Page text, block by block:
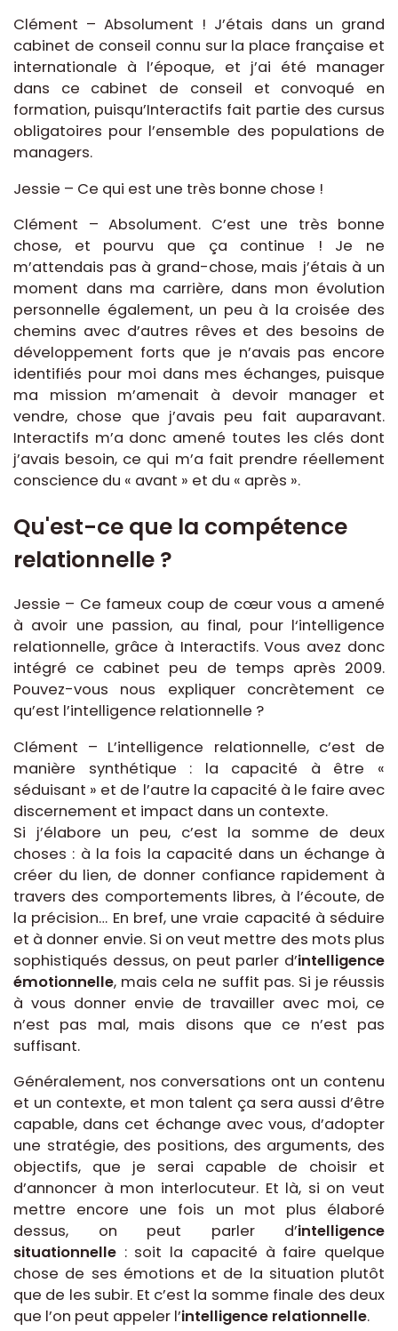
Clément – Absolument ! J’étais dans un grand
cabinet de conseil connu sur la place française et
internationale à l’époque, et j’ai été manager
dans ce cabinet de conseil et convoqué en
formation, puisqu’Interactifs fait partie des cursus
obligatoires pour l’ensemble des populations de
managers.
Jessie – Ce qui est une très bonne chose !
Clément – Absolument. C’est une très bonne
chose, et pourvu que ça continue ! Je ne
m’attendais pas à grand-chose, mais j’étais à un
moment dans ma carrière, dans mon évolution
personnelle également, un peu à la croisée des
chemins avec d’autres rêves et des besoins de
développement forts que je n’avais pas encore
identifiés pour moi dans mes échanges, puisque
ma mission m’amenait à devoir manager et
vendre, chose que j’avais peu fait auparavant.
Interactifs m’a donc amené toutes les clés dont
j’avais besoin, ce qui m’a fait prendre réellement
conscience du « avant » et du « après ».
Qu'est-ce que la compétence
relationnelle ?
Jessie – Ce fameux coup de cœur vous a amené
à avoir une passion, au final, pour l‘intelligence
relationnelle, grâce à Interactifs. Vous avez donc
intégré ce cabinet peu de temps après 2009.
Pouvez-vous nous expliquer concrètement ce
qu’est l’intelligence relationnelle ?
Clément – L’intelligence relationnelle, c’est de
manière synthétique : la capacité à être «
séduisant » et de l’autre la capacité à le faire avec
discernement et impact dans un contexte.
Si j’élabore un peu, c’est la somme de deux
choses : à la fois la capacité dans un échange à
créer du lien, de donner confiance rapidement à
travers des comportements libres, à l’écoute, de
la précision… En bref, une vraie capacité à séduire
et à donner envie. Si on veut mettre des mots plus
sophistiqués dessus, on peut parler d’intelligence
émotionnelle, mais cela ne suffit pas. Si je réussis
à vous donner envie de travailler avec moi, ce
n’est pas mal, mais disons que ce n’est pas
suffisant.
Généralement, nos conversations ont un contenu
et un contexte, et mon talent ça sera aussi d’être
capable, dans cet échange avec vous, d’adopter
une stratégie, des positions, des arguments, des
objectifs, que je serai capable de choisir et
d’annoncer à mon interlocuteur. Et là, si on veut
mettre encore une fois un mot plus élaboré
dessus, on peut parler d’intelligence
situationnelle : soit la capacité à faire quelque
chose de ses émotions et de la situation plutôt
que de les subir. Et c’est la somme finale des deux
que l’on peut appeler l’intelligence relationnelle.